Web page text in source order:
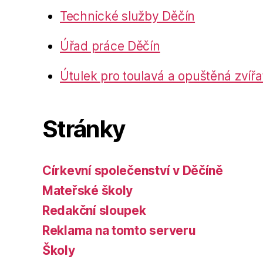
Technické služby Děčín
Úřad práce Děčín
Útulek pro toulavá a opuštěná
Stránky
Církevní společenství v Děčíně
Mateřské školy
Redakční sloupek
Reklama na tomto serveru
Školy